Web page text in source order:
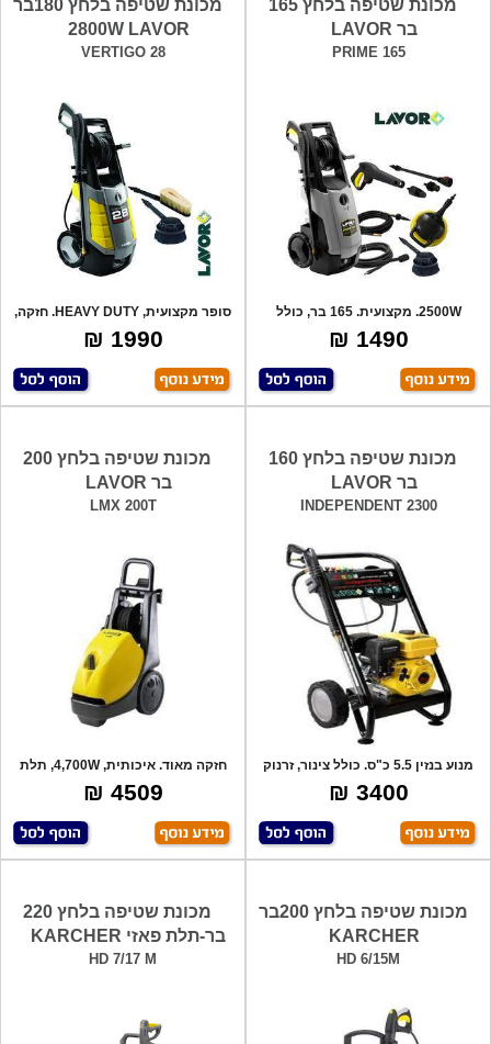
מכונת שטיפה בלחץ 165
בר LAVOR
PRIME 165
2500W. מקצועית. 165 בר, כולל
אביזרים: אק
1490 ₪
מכונת שטיפה בלחץ 180בר
2800W LAVOR
VERTIGO 28
סופר מקצועית, HEAVY DUTY. חזקה,
איכותית
1990 ₪
מכונת שטיפה בלחץ 160
בר LAVOR
INDEPENDENT 2300
מנוע בנזין 5.5 כ"ס. כולל צינור, זרנוק
אל
3400 ₪
מכונת שטיפה בלחץ 200
בר LAVOR
LMX 200T
חזקה מאוד. איכותית, 4,700W, תלת
פאזי, ל
4509 ₪
מכונת שטיפה בלחץ 200בר
KARCHER
HD 6/15M
מכונת שטיפה בלחץ 220
בר-תלת פאזי KARCHER
HD 7/17 M